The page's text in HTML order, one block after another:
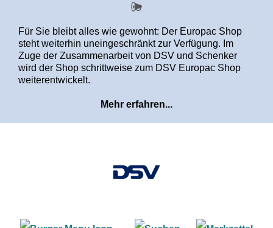
Für Sie bleibt alles wie gewohnt: Der Europac Shop
steht weiterhin uneingeschränkt zur Verfügung. Im
Zuge der Zusammenarbeit von DSV und Schenker
wird der Shop schrittweise zum DSV Europac Shop
weiterentwickelt.
Mehr erfahren...